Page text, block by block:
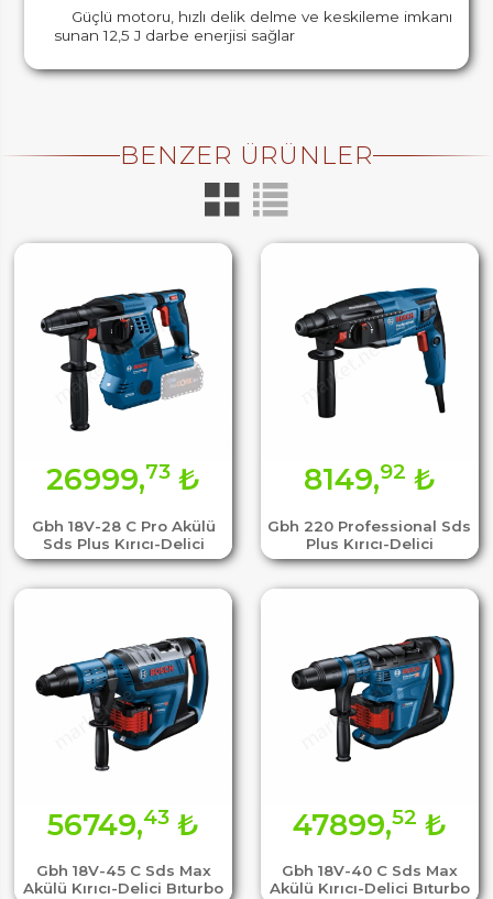
Güçlü motoru, hızlı delik delme ve keskileme imkanı
sunan 12,5 J darbe enerjisi sağlar
BENZER ÜRÜNLER
Gbh 18V-28 C Pro Akülü
Sds Plus Kırıcı-Delici
26999,73 ₺
Gbh 220 Professional Sds
Plus Kırıcı-Delici
8149,92 ₺
Gbh 18V-45 C Sds Max
Akülü Kırıcı-Delici Bıturbo
56749,43 ₺
Gbh 18V-40 C Sds Max
Akülü Kırıcı-Delici Bıturbo
47899,52 ₺